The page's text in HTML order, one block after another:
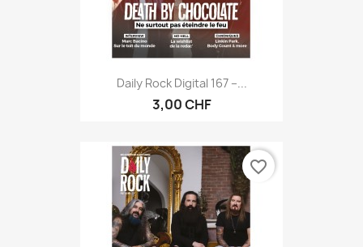
Daily Rock Digital 167 –...
3,00 CHF
favorite_border